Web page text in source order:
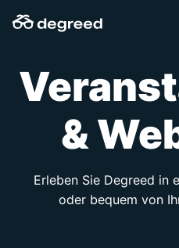
Inhalt
&
Erleben Sie Degreed in
oder bequem von